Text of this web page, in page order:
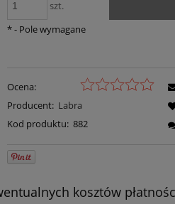
szt.
*- Pole wymagane
Ocena:
Producent: Labra
Kod produktu: 882
kosztów